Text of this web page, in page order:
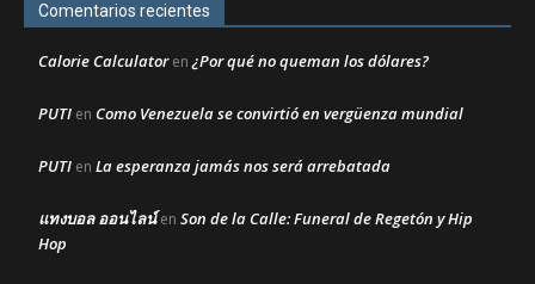
Comentarios recientes
Calorie Calculatoren¿Por qué no queman los dólares?
PUTI en Como Venezuela se convirtió en vergüenza mundial
PUTI en La esperanza jamás nos será arrebatada
แทงบอล ออนไลน์en Son de la Calle: Funeral de Regetón y Hip
Hop